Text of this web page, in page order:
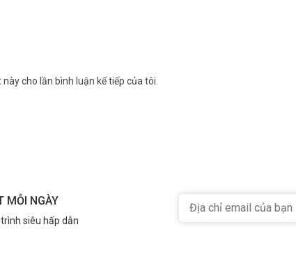
cho lần bình luận kế tiếp của tôi.
MỖI NGÀY
siêu hấp dẫn